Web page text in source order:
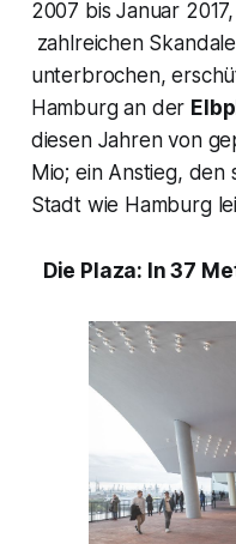
2007 bis Januar
zahlreichen
unterbrochen,
Hamburg an der
diesen Jahren von
Mio; ein Anstieg, den
Stadt wie Hamburg
Die Plaza: In 37